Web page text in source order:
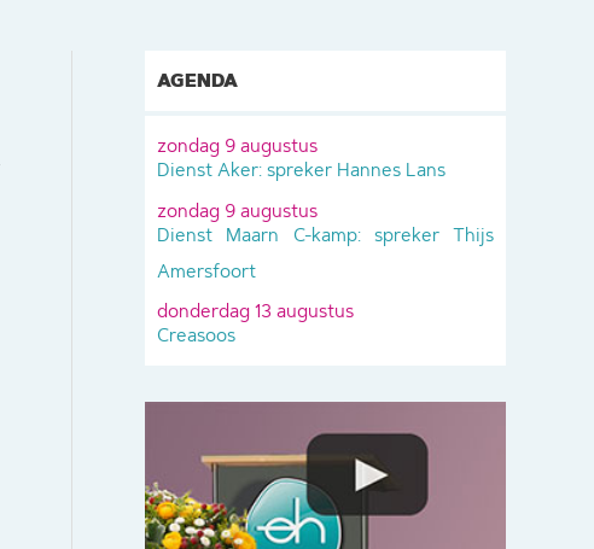
AGENDA
zondag 9 augustus
Dienst Aker: spreker Hannes Lans
zondag 9 augustus
Dienst Maarn C-kamp: spreker Thijs
Amersfoort
donderdag 13 augustus
Creasoos